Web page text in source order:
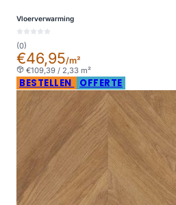
Vloerverwarming
(0)
€46,95/m²
€109,39 / 2,33 m²
BESTELLEN OFFERTE